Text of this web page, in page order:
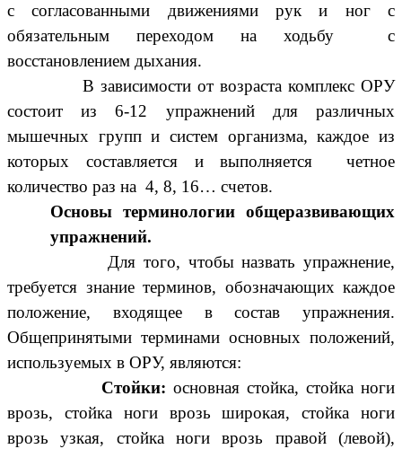
с согласованными движениями рук и ног с
обязательным переходом на ходьбу с
восстановлением дыхания.
В зависимости от возраста комплекс ОРУ
состоит из 6-12 упражнений для различных
мышечных групп и систем организма, каждое из
которых составляется и выполняется четное
количество раз на 4, 8, 16… счетов.
Основы терминологии общеразвивающих
упражнений.
Для того, чтобы назвать упражнение,
требуется знание терминов, обозначающих каждое
положение, входящее в состав упражнения.
Общепринятыми терминами основных положений,
используемых в ОРУ, являются:
Стойки: основная стойка, стойка ноги
врозь, стойка ноги врозь широкая, стойка ноги
врозь узкая, стойка ноги врозь правой (левой),